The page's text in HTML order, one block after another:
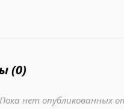
(0)
Пока нет опубликованных